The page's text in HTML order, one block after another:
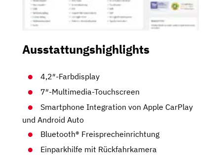
Ausstattungshighlights
4,2″-Farbdisplay
7″-Multimedia-Touchscreen
Smartphone Integration von Apple CarPlay
und Android Auto
Bluetooth® Freisprecheinrichtung
Einparkhilfe mit Rückfahrkamera